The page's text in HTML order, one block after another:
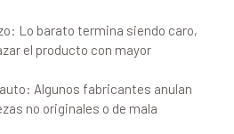
Lo barato termina siendo caro,
el producto con mayor
Algunos fabricantes anulan
no originales o de mala